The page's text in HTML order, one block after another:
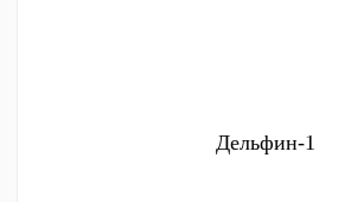
Дельфин-1